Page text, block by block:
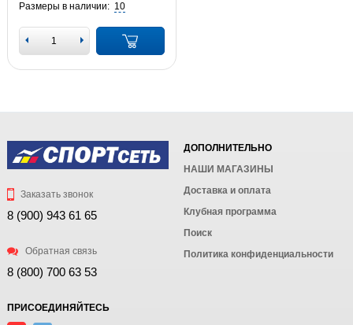
Размеры в наличии: 10
Заказать звонок
8 (900) 943 61 65
Обратная связь
8 (800) 700 63 53
ДОПОЛНИТЕЛЬНО
НАШИ МАГАЗИНЫ
Доставка и оплата
Клубная программа
Поиск
Политика конфиденциальности
ПРИСОЕДИНЯЙТЕСЬ